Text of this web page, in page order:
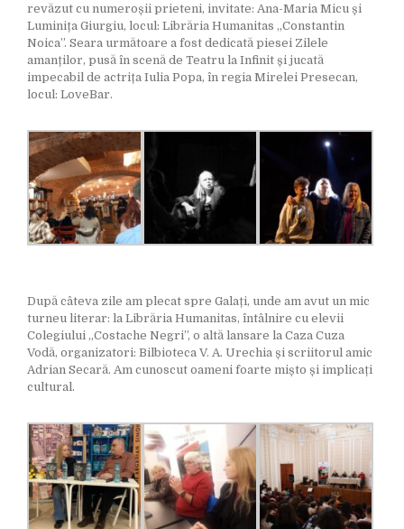
revăzut cu numeroșii prieteni, invitate: Ana-Maria Micu și
Luminița Giurgiu, locul: Librăria Humanitas „Constantin
Noica”. Seara următoare a fost dedicată piesei Zilele
amanților, pusă în scenă de Teatru la Infinit și jucată
impecabil de actrița Iulia Popa, în regia Mirelei Presecan,
locul: LoveBar.
După câteva zile am plecat spre Galați, unde am avut un mic
turneu literar: la Librăria Humanitas, întâlnire cu elevii
Colegiului „Costache Negri”, o altă lansare la Caza Cuza
Vodă, organizatori: Bilbioteca V. A. Urechia și scriitorul amic
Adrian Secară. Am cunoscut oameni foarte mișto și implicați
cultural.